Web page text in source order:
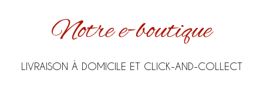
Notre e-boutique
LIVRAISON À DOMICILE ET CLICK-AND-COLLECT